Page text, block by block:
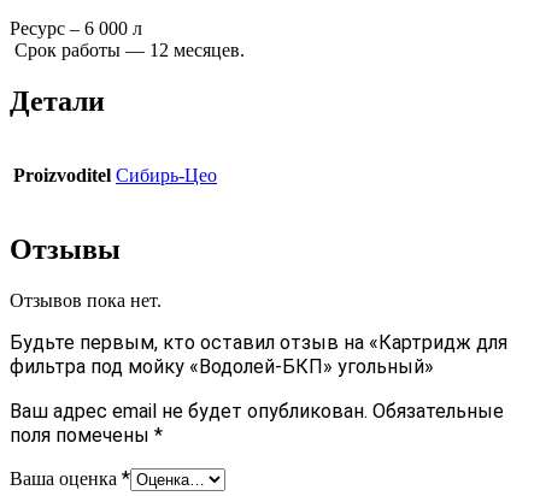
Ресурс – 6 000 л
Срок работы — 12 месяцев.
Детали
Proizvoditel Сибирь-Цео
Отзывы
Отзывов пока нет.
Будьте первым, кто оставил отзыв на «Картридж для
фильтра под мойку «Водолей-БКП» угольный»
Ваш адрес email не будет опубликован. Обязательные
поля помечены *
Ваша оценка *